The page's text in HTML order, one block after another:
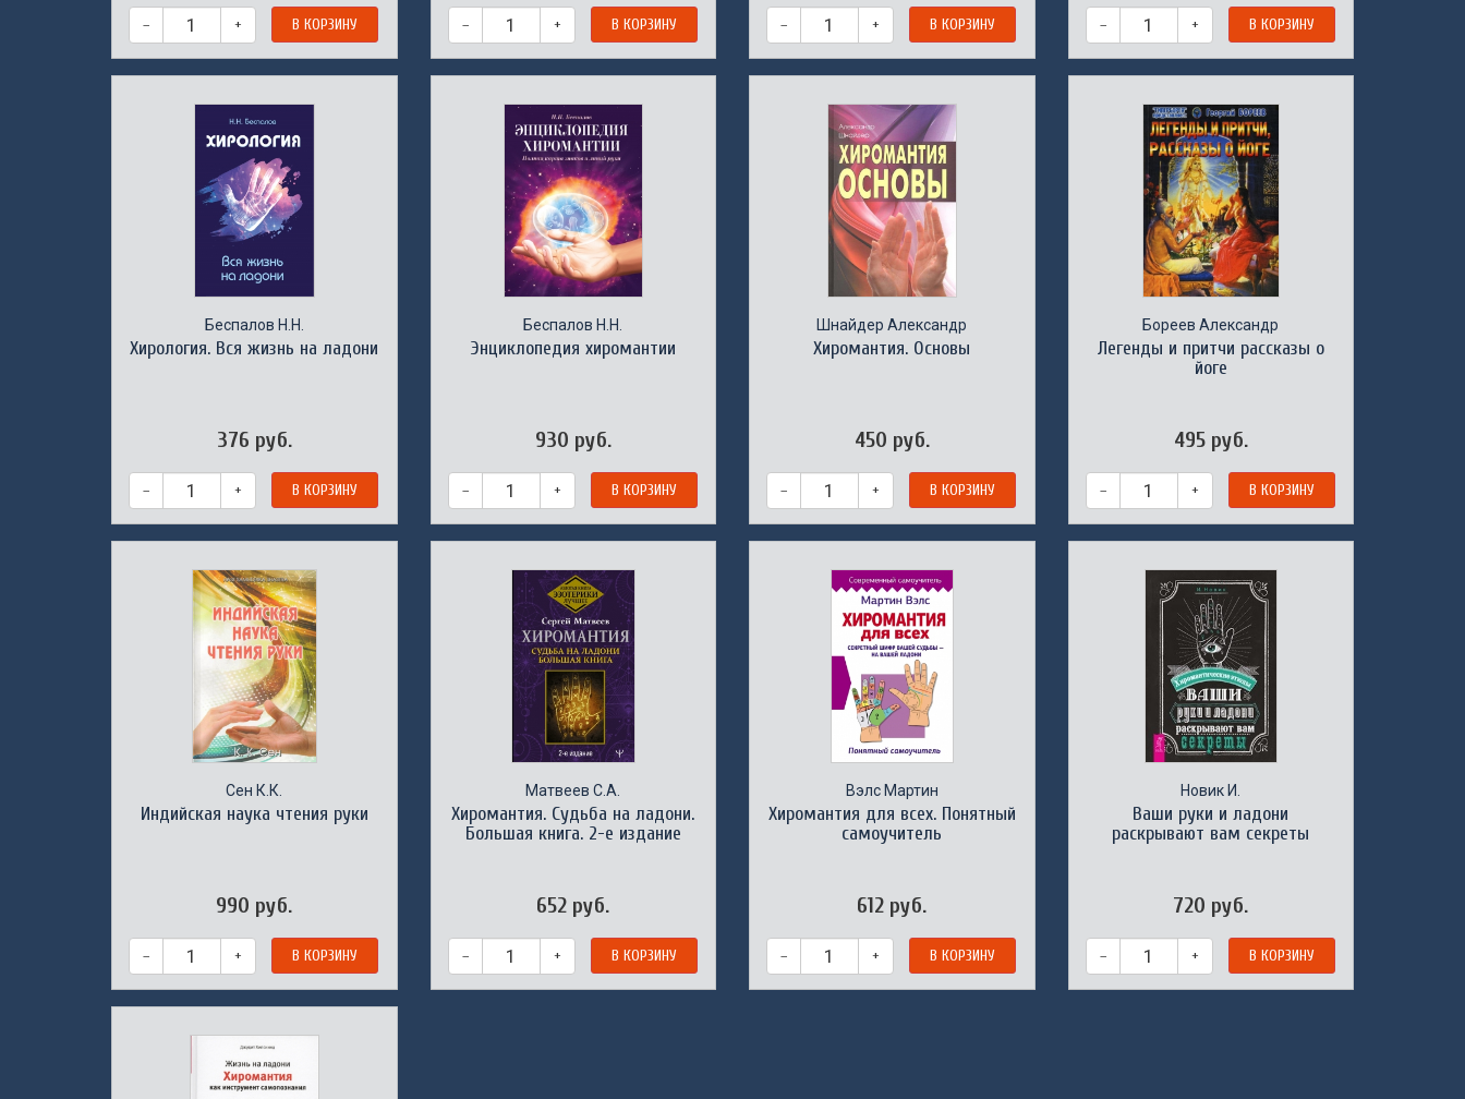
– + В КОРЗИНУ – + В КОРЗИНУ – + В КОРЗИНУ – + В КОРЗИНУ
Беспалов Н.Н.
Хирология. Вся жизнь на ладони
376 руб.
– + В КОРЗИНУ
Беспалов Н.Н.
Энциклопедия хиромантии
930 руб.
– + В КОРЗИНУ
Шнайдер Александр
Хиромантия. Основы
450 руб.
– + В КОРЗИНУ
Бореев Александр
Легенды и притчи рассказы о
йоге
495 руб.
– + В КОРЗИНУ
Сен К.К.
Индийская наука чтения руки
990 руб.
– + В КОРЗИНУ
Матвеев С.А.
Хиромантия. Судьба на ладони.
Большая книга. 2-е издание
652 руб.
– + В КОРЗИНУ
Вэлс Мартин
Хиромантия для всех. Понятный
самоучитель
612 руб.
– + В КОРЗИНУ
Новик И.
Ваши руки и ладони
раскрывают вам секреты
720 руб.
– + В КОРЗИНУ